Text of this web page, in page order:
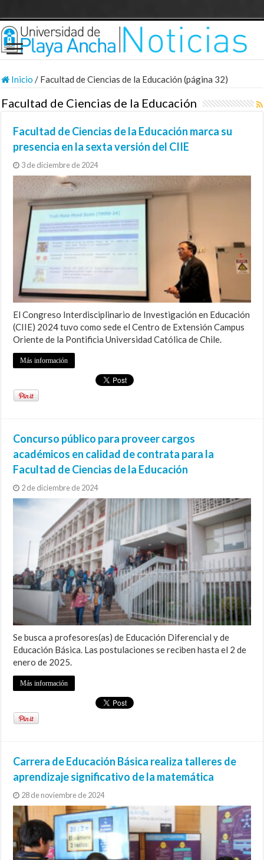
Inicio / Facultad de Ciencias de la Educación (página 32)
Facultad de Ciencias de la Educación
Facultad de Ciencias de la Educación marca su
presencia en la sexta versión del CIIE
3 de diciembre de 2024
El Congreso Interdisciplinario de Investigación en Educación
(CIIE) 2024 tuvo como sede el Centro de Extensión Campus
Oriente de la Pontificia Universidad Católica de Chile.
Más información
Concurso público para proveer cargos
académicos en calidad de contrata para la
Facultad de Ciencias de la Educación
2 de diciembre de 2024
Se busca a profesores(as) de Educación Diferencial y de
Educación Básica. Las postulaciones se reciben hasta el 2 de
enero de 2025.
Más información
Carrera de Educación Básica realiza talleres de
aprendizaje significativo de la matemática
28 de noviembre de 2024